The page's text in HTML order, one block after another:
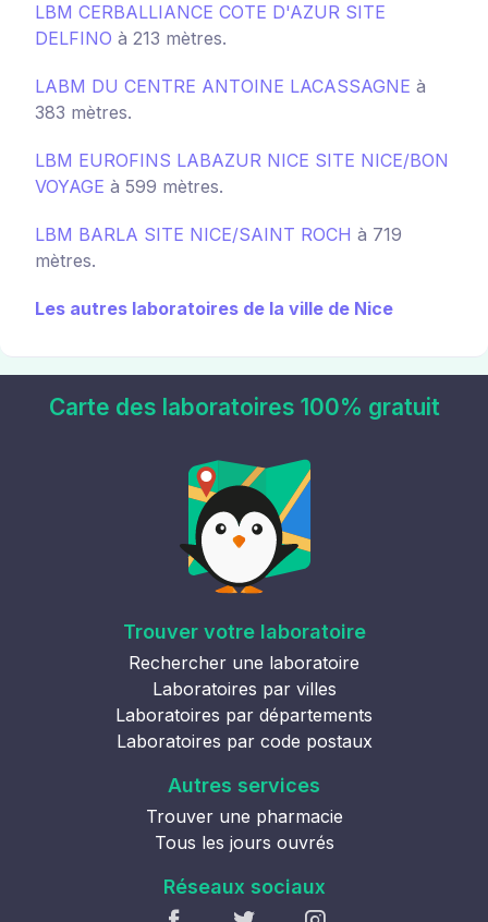
LBM CERBALLIANCE COTE D'AZUR SITE
DELFINO à 213 mètres.
LABM DU CENTRE ANTOINE LACASSAGNE à
383 mètres.
LBM EUROFINS LABAZUR NICE SITE NICE/BON
VOYAGE à 599 mètres.
LBM BARLA SITE NICE/SAINT ROCH à 719
mètres.
Les autres laboratoires de la ville de Nice
Carte des laboratoires 100% gratuit
Trouver votre laboratoire
Rechercher une laboratoire
Laboratoires par villes
Laboratoires par départements
Laboratoires par code postaux
Autres services
Trouver une pharmacie
Tous les jours ouvrés
Réseaux sociaux